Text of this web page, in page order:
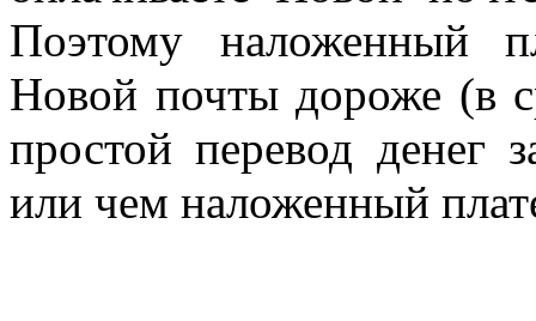
Поэтому наложенный
Новой почты дороже (в
простой перевод денег
или чем наложенный